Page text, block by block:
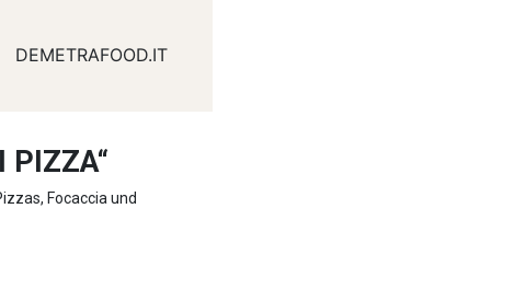
DEMETRAFOOD.IT
PIZZA“
Focaccia und